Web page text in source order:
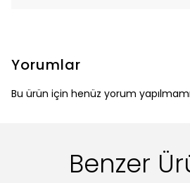
Yorumlar
Bu ürün için henüz yorum
Benzer